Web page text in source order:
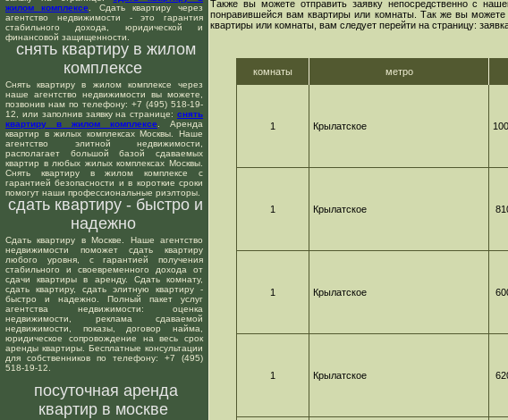
жилом комплексе . Сдать квартиру через
агентство недвижимости - это гарантия
стабильного дохода, юридической и
финансовой защищенности.
снять квартиру в жилом
комплексе
Снять квартиру в жилом комплексе через
наше агентство недвижимости вы можете,
позвонив нам по телефону: +7 (495) 518-19-
12, или заполнив заявку на странице: снять
квартиру в жилом комплексе . Аренда
квартир в жилых комплексах Москвы. Наше
агентство элитной недвижимости,
располагает большой базой сдаваемых
квартир в любых жилых комплексах Москвы.
Снять квартиру в жилом комплексе с
гарантией безопасности и в короткие сроки
помогут наши профессиональные риэлторы.
сдать квартиру - быстро и
надежно
Сдать квартиру в Москве. Наше агентство
недвижимости поможет сдать квартиру
любого уровня, с гарантией получения
стабильного и своевременного дохода от
сдачи квартиры в аренду. Сдать комнату,
сдать квартиру, сдать элитную квартиру -
быстро и надежно. Полный пакет услуг
агентства недвижимости: оценка
недвижимости, реклама сдаваемой
недвижимости, показы, договор найма,
юридическое сопровождение на весь срок
аренды квартиры. Бесплатные консультации
для собственников по телефону: +7 (495)
518-19-12.
посуточная аренда
квартир в москве
Также вы можете отправить заявку непосредственно с
понравившейся вам квартиры или комнаты. Так же вы можете
квартиры или комнаты, вам следует перейти на страницу:
комнаты метро
1 Крылатское
1 Крылатское
1 Крылатское
1 Крылатское